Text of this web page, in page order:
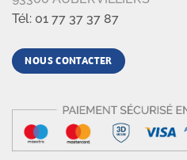
Tél: 01 77 37 37 87
NOUS CONTACTER